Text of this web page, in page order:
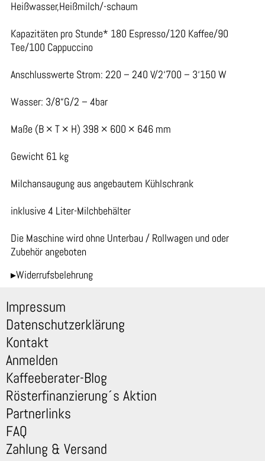
Heißwasser,Heißmilch/-schaum
Kapazitäten pro Stunde* 180 Espresso/120 Kaffee/90
Tee/100 Cappuccino
Anschlusswerte Strom: 220 – 240 V/2‘700 – 3‘150 W
Wasser: 3/8“G/2 – 4bar
Maße (B × T × H) 398 × 600 × 646 mm
Gewicht 61 kg
Milchansaugung aus angebautem Kühlschrank
inklusive 4 Liter-Milchbehälter
Die Maschine wird ohne Unterbau / Rollwagen und oder
Zubehör angeboten
▸Widerrufsbelehrung
Impressum
Datenschutzerklärung
Kontakt
Anmelden
Kaffeeberater-Blog
Rösterfinanzierung´s Aktion
Partnerlinks
FAQ
Zahlung & Versand